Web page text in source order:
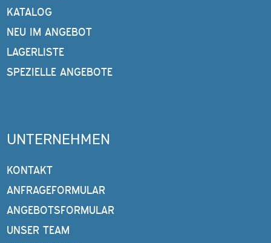
KATALOG
NEU IM ANGEBOT
LAGERLISTE
SPEZIELLE ANGEBOTE
UNTERNEHMEN
KONTAKT
ANFRAGEFORMULAR
ANGEBOTSFORMULAR
UNSER TEAM